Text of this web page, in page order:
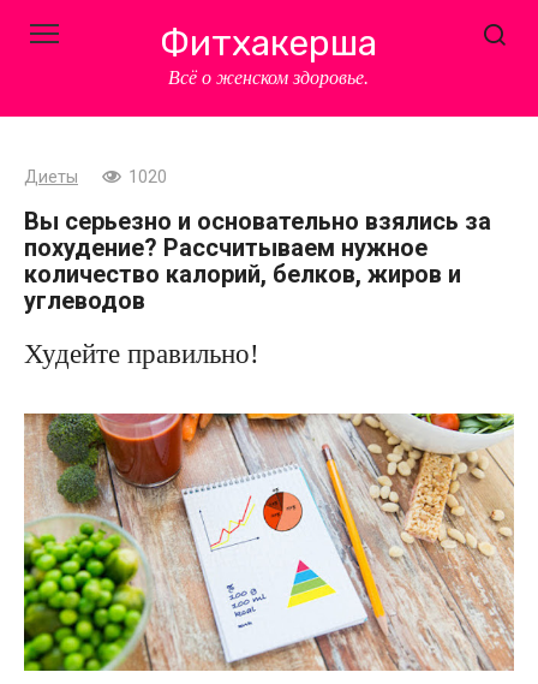
Фитхакерша
Всё о женском здоровье.
Диеты 1020
Вы серьезно и основательно взялись за
похудение? Рассчитываем нужное
количество калорий, белков, жиров и
углеводов
Худейте правильно!